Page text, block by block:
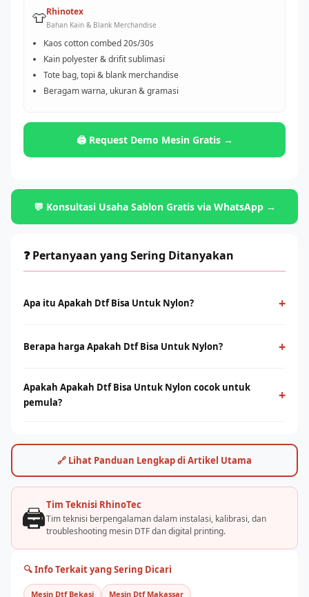
👕Rhinotex
Bahan Kain & Blank Merchandise
Kaos cotton combed 20s/30s
Kain polyester & drifit sublimasi
Tote bag, topi & blank merchandise
Beragam warna, ukuran & gramasi
🖨️ Request Demo Mesin Gratis →
💬 Konsultasi Usaha Sablon Gratis via WhatsApp →
❓ Pertanyaan yang Sering Ditanyakan
Apa itu Apakah Dtf Bisa Untuk Nylon? +
yang menggunakan film PET sebagai media transfer ke
Berapa harga Apakah Dtf Bisa Untuk Nylon? +
ukuran print head dan kapasitas produksi. Hubungi tim
RhinoCare untuk mendapatkan penawaran terbaik dan simulasi
Apakah Apakah Dtf Bisa Untuk Nylon cocok untuk
pemula?
+
dengan pelatihan yang tepat. Rhino Indonesia menyediakan
training dan pendampingan after-sales agar bisnis sablon Anda
🔗 Lihat Panduan Lengkap di Artikel Utama
🖨️Tim Teknisi RhinoTec
Tim teknisi berpengalaman dalam instalasi, kalibrasi, dan
troubleshooting mesin DTF dan digital printing.
🔍 Info Terkait yang Sering Dicari
Mesin Dtf Bekasi Mesin Dtf Makassar